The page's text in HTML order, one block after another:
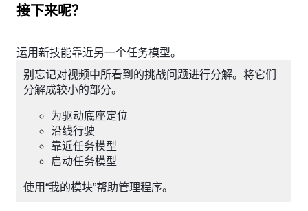
接下来呢？
运用新技能靠近另一个任务模型。
别忘记对视频中所看到的挑战问题进行分解。将它们
分解成较小的部分。
为驱动底座定位
沿线行驶
靠近任务模型
启动任务模型
使用“我的模块”帮助管理程序。